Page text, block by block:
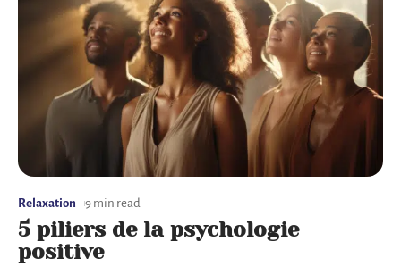
Relaxation 9 min read
5 piliers de la psychologie
positive